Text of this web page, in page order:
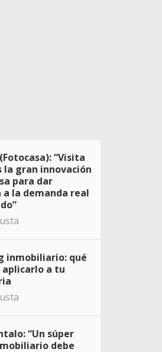
“Visita
la gran innovación
para dar
a la demanda real
inmobiliario: qué
aplicarlo a tu
“Un súper
debe